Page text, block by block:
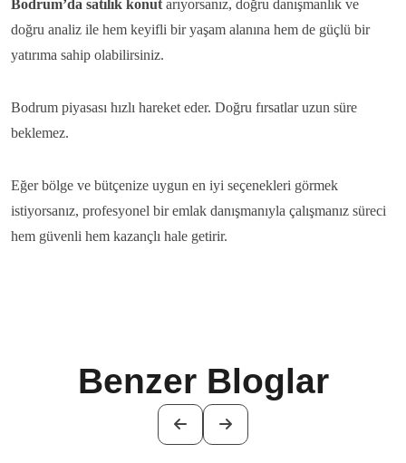
Bodrum’da satılık konut arıyorsanız, doğru danışmanlık ve
doğru analiz ile hem keyifli bir yaşam alanına hem de güçlü bir
yatırıma sahip olabilirsiniz.
Bodrum piyasası hızlı hareket eder. Doğru fırsatlar uzun süre
beklemez.
Eğer bölge ve bütçenize uygun en iyi seçenekleri görmek
istiyorsanız, profesyonel bir emlak danışmanıyla çalışmanız süreci
hem güvenli hem kazançlı hale getirir.
Benzer Bloglar